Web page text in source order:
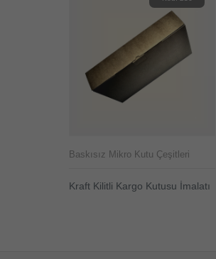
Baskısız Mikro Kutu Çeşitleri
Kraft Kilitli Kargo Kutusu İmalatı
ÜRÜNÜ İNCELE